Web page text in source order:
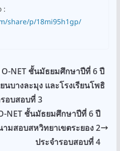
:
share/p/18mi95h1gp/
NET ชั้นมัธยมศึกษาปีที่ 6 ปี
นบางละมุง และโรงเรียนโพธิ
อบสอบที่ 3
NET ชั้นมัธยมศึกษาปีที่ 6 ปี
มสอบสหวิทยาเขตระยอง 2
ประจำรอบสอบที่ 4